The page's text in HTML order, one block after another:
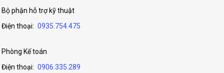
Bộ phận hỗ trợ kỹ thuật
Điện thoại: 0935.754.475
Phòng Kế toán
Điện thoại: 0906.335.289